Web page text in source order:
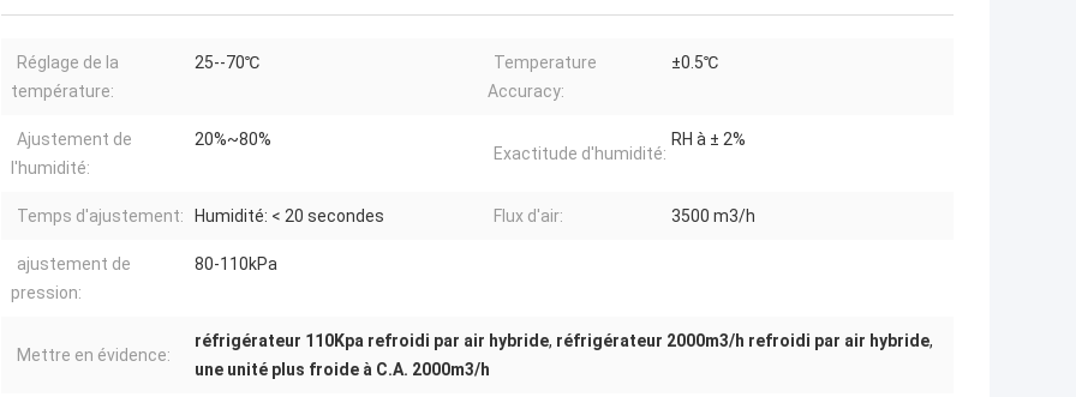
Réglage de la
température:
25--70℃
Temperature
Accuracy:
±0.5℃
Ajustement de
l'humidité:
20%~80%
Exactitude d'humidité:
RH à ± 2%
Temps d'ajustement: Humidité: < 20 secondes Flux d'air: 3500 m3/h
ajustement de
pression:
80-110kPa
Mettre en évidence:
réfrigérateur 110Kpa refroidi par air hybride, réfrigérateur 2000m3/h refroidi par air hybride,
une unité plus froide à C.A. 2000m3/h